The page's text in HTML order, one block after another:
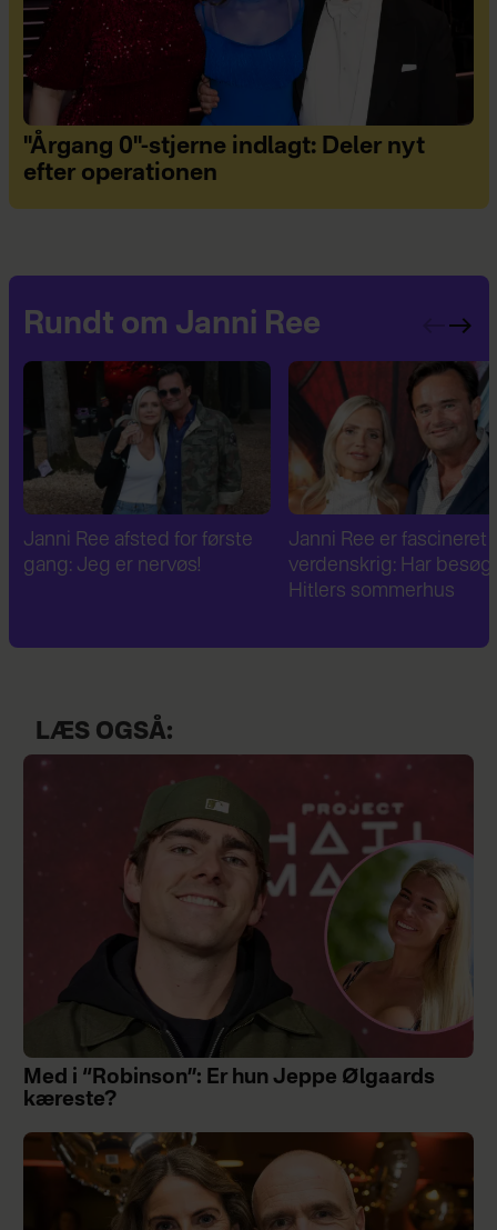
"Årgang 0"-stjerne indlagt: Deler nyt
efter operationen
Rundt om Janni Ree
Janni Ree er fascineret af 2.
verdenskrig: Har besøgt
Janni Ree bryder
tavsheden: "Det er
fuldstændig absurd"
LÆS OGSÅ:
Med i “Robinson”: Er hun Jeppe Ølgaards
kæreste?